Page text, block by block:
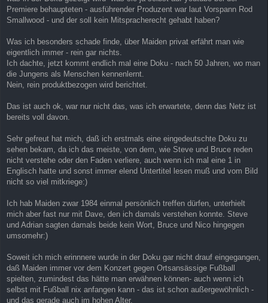
Premiere behaupteten - ausführender Produzent war laut Vorspann Rod
Smallwood - und der soll kein Mitspracherecht gehabt haben?
Was ich besonders schade finde, über Maiden privat erfährt man wie
eigentlich immer - rein gar nichts.
Ich dachte, jetzt kommt endlich mal eine Doku - nach 50 Jahren, wo man
die Jungens als Menschen kennenlernt.
Nein, rein produktbezogen wird berichtet.
Das ist auch ok, war nur nicht das, was ich erwartete, denn das Netz ist
bereits voll davon.
Sehr gefreut hat mich, daß ich erstmals eine eingedeutschte Doku zu
sehen bekam, da ich das meiste, von dem, wie Steve und Bruce reden
nicht verstehe oder den Faden verliere, auch wenn ich mal eine 1 in
Englisch hatte und sonst immer elend Untertitel lesen muß und vom Bild
nicht so viel mitkriege:)
Ich hab Maiden zwar 1984 einmal persönlich treffen dürfen, unterhielt
mich aber fast nur mit Dave, den ich damals verstehen konnte. Steve
und Adrian sagten damals beide kein Wort, Bruce und Nico hingegen
umsomehr:)
Soweit ich mich erinnnere wurde in der Doku gar nicht drauf eingegangen,
daß Maiden immer vor dem Konzert gegen Ortsansässige Fußball
spielten, zumindest das hätte man erwähnen können- auch wenn ich
selbst mit Fußball nix anfangen kann - das ist schon außergewöhnlich -
und das gerade auch im hohen Alter.